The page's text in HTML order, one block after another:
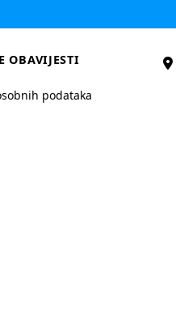
OBAVIJESTI
podataka